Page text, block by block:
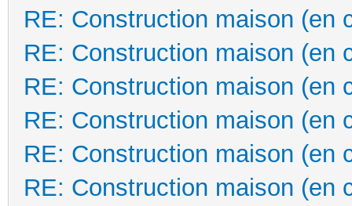
RE: Construction maison (en
RE: Construction maison (en
RE: Construction maison (en
RE: Construction maison (en
RE: Construction maison (en
RE: Construction maison (en